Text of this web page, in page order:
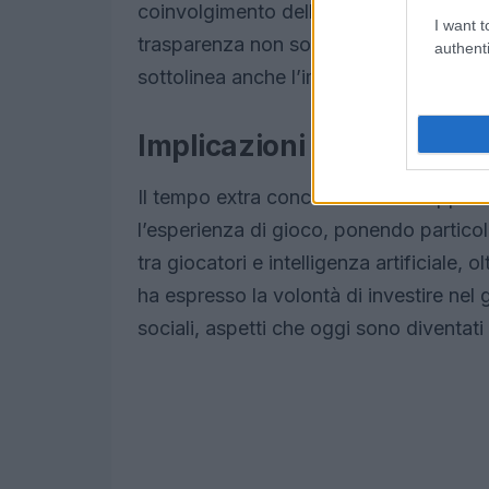
I want
coinvolgimento della comunità sia
trasparenza non solo contribuisce a
sottolinea anche l’impegno verso
Implicazioni per il
Il tempo extra concesso allo sviluppo
l’esperienza di gioco, ponendo
tra giocatori e intelligenza artificiale,
ha espresso la volontà di investire nel
sociali, aspetti che oggi sono